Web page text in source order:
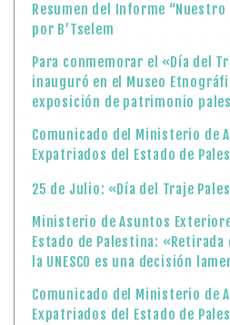
Resumen del Informe
por B’Tselem
Para conmemorar el «Día del
inauguró en el Museo
exposición de patrimonio
Comunicado del Ministerio de
Expatriados del Estado de
25 de Julio: «Día del Traje
Ministerio de Asuntos
Estado de Palestina: «Retirada
la UNESCO es una decisión
Comunicado del Ministerio de
Expatriados del Estado de